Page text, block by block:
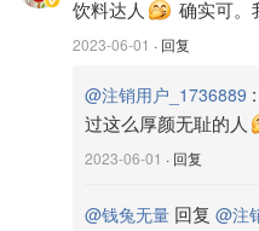
💔忘了提前留一些柠檬做
⚠️七杯冰水的量其实挺多的
果换了两三个容器，小伙
饮料达人 确实可。
2023-06-01 · 回复
@注销用户_1736889 :
过这么厚颜无耻的人
2023-06-01 · 回复
@钱兔无量 回复 @注